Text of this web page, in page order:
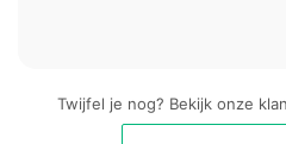
Twijfel je nog? Bekijk onze